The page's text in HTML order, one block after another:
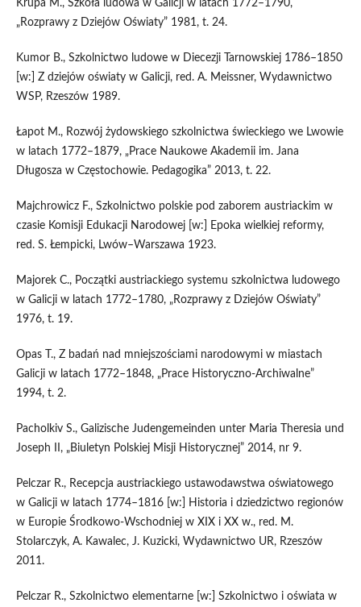
Krupa M., Szkoła ludowa w Galicji w latach 1772–1790,
„Rozprawy z Dziejów Oświaty” 1981, t. 24.
Kumor B., Szkolnictwo ludowe w Diecezji Tarnowskiej 1786–1850
[w:] Z dziejów oświaty w Galicji, red. A. Meissner, Wydawnictwo
WSP, Rzeszów 1989.
Łapot M., Rozwój żydowskiego szkolnictwa świeckiego we Lwowie
w latach 1772–1879, „Prace Naukowe Akademii im. Jana
Długosza w Częstochowie. Pedagogika” 2013, t. 22.
Majchrowicz F., Szkolnictwo polskie pod zaborem austriackim w
czasie Komisji Edukacji Narodowej [w:] Epoka wielkiej reformy,
red. S. Łempicki, Lwów–Warszawa 1923.
Majorek C., Początki austriackiego systemu szkolnictwa ludowego
w Galicji w latach 1772–1780, „Rozprawy z Dziejów Oświaty”
1976, t. 19.
Opas T., Z badań nad mniejszościami narodowymi w miastach
Galicji w latach 1772–1848, „Prace Historyczno-Archiwalne”
1994, t. 2.
Pacholkiv S., Galizische Judengemeinden unter Maria Theresia und
Joseph II, „Biuletyn Polskiej Misji Historycznej” 2014, nr 9.
Pelczar R., Recepcja austriackiego ustawodawstwa oświatowego
w Galicji w latach 1774–1816 [w:] Historia i dziedzictwo regionów
w Europie Środkowo-Wschodniej w XIX i XX w., red. M.
Stolarczyk, A. Kawalec, J. Kuzicki, Wydawnictwo UR, Rzeszów
2011.
Pelczar R., Szkolnictwo elementarne [w:] Szkolnictwo i oświata w